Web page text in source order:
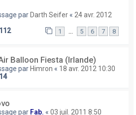
par Darth Seifer « 24 avr. 2012
112 1 5 6 7 8
Balloon Fiesta (Irlande)
par Himron « 18 avr. 2012 10:30
14
par Fab. « 03 juil. 2011 8:50